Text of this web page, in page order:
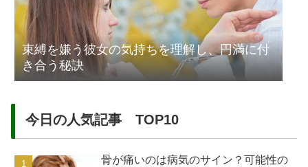
束縛を嫌う彼女の気持ちを理解し、円満に付
き合う秘訣
今日の人気記事 TOP10
骨が痛いのは病気のサイン？可能性の